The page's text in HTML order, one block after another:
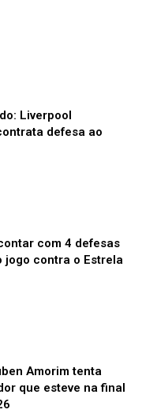
Liverpool
defesa ao
com 4 defesas
jogo contra o Estrela
Amorim tenta
que esteve na final